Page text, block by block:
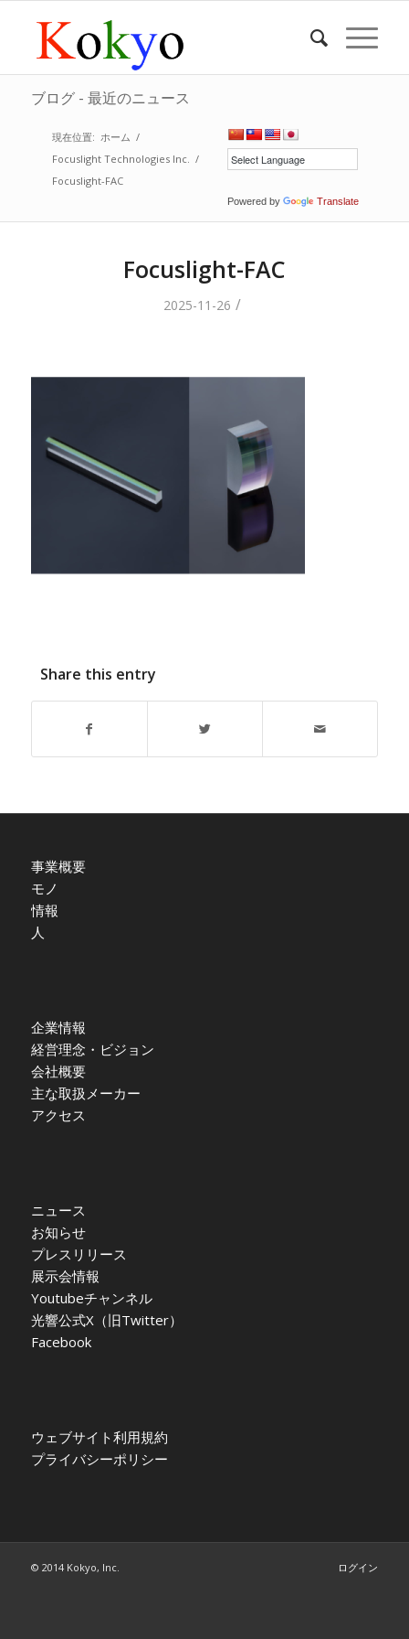
ブログ - 最近のニュース
Powered by Translate
現在位置: ホーム /
Focuslight Technologies Inc. /
Focuslight-FAC
Focuslight-FAC
2025-11-26 /
Share this entry
事業概要
モノ
情報
人
企業情報
経営理念・ビジョン
会社概要
主な取扱メーカー
アクセス
ニュース
お知らせ
プレスリリース
展示会情報
Youtubeチャンネル
光響公式X（旧Twitter）
Facebook
ウェブサイト利用規約
プライバシーポリシー
© 2014 Kokyo, Inc. ログイン